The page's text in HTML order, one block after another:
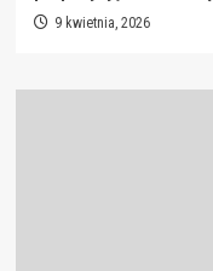
9 kwietnia, 2026